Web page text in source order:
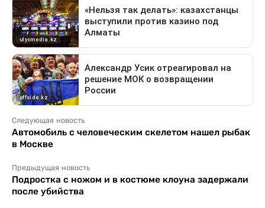
Следующая новость
Автомобиль с человеческим скелетом нашел рыбак
в Москве
Предыдущая новость
Подростка с ножом и в костюме клоуна задержали
после убийства